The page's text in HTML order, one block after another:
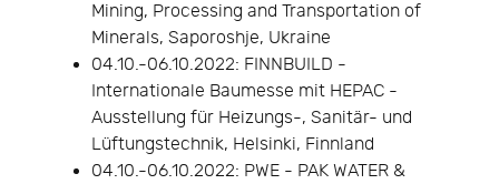
Mining, Processing and Transportation of
Minerals, Saporoshje, Ukraine
04.10.-06.10.2022: FINNBUILD -
Internationale Baumesse mit HEPAC -
Ausstellung für Heizungs-, Sanitär- und
Lüftungstechnik, Helsinki, Finnland
04.10.-06.10.2022: PWE - PAK WATER &